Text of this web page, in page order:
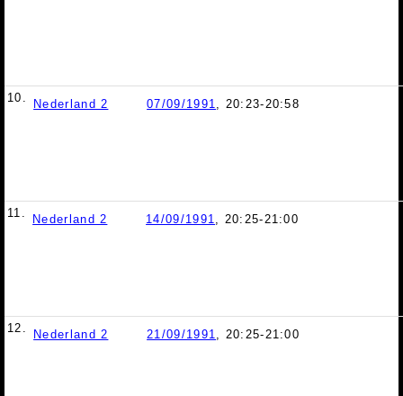
10. Nederland 2 07/09/1991, 20:23-20:58
11. Nederland 2 14/09/1991, 20:25-21:00
12. Nederland 2 21/09/1991, 20:25-21:00